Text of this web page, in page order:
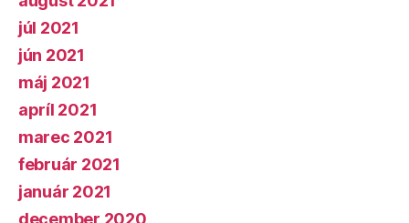
júl 2021
jún 2021
máj 2021
apríl 2021
marec 2021
február 2021
január 2021
december 2020